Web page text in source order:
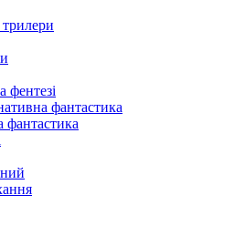
фентезі
фантастика
фантастика